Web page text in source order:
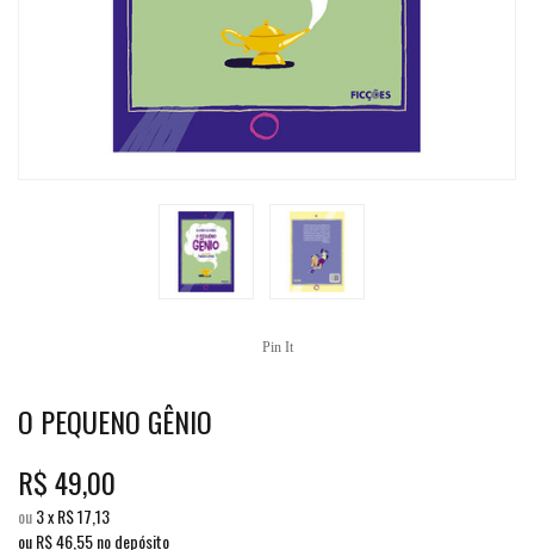
Pin It
O PEQUENO GÊNIO
R$49,00
ou3xR$17,13
ou R$46,55no depósito